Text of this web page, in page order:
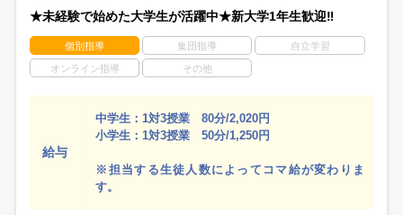
★未経験で始めた大学生が活躍中★新大学1年生歓迎‼
個別指導 集団指導 自立学習
オンライン指導 その他
給与
中学生：1対3授業 80分/2,020円
小学生：1対3授業 50分/1,250円
※担当する生徒人数によってコマ給が変わりま
す。